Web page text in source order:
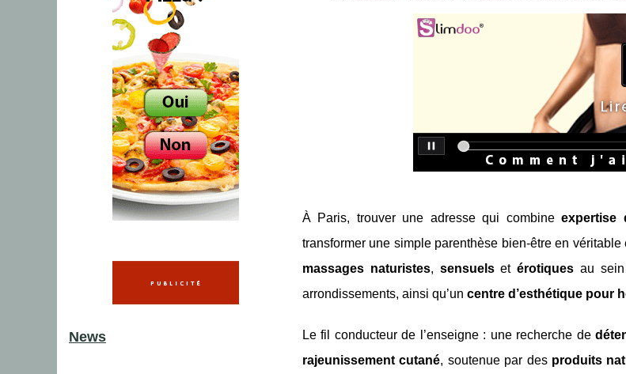
À Paris, trouver une adresse qui combineexpertise
transformer une simple parenthèse bien-être en
massages naturistes, sensuelsetérotiques au
arrondissements, ainsi qu’un centre d’esthétique pour
Le fil conducteur de l’enseigne : une recherche de
rajeunissement cutané, soutenue par des produits
News